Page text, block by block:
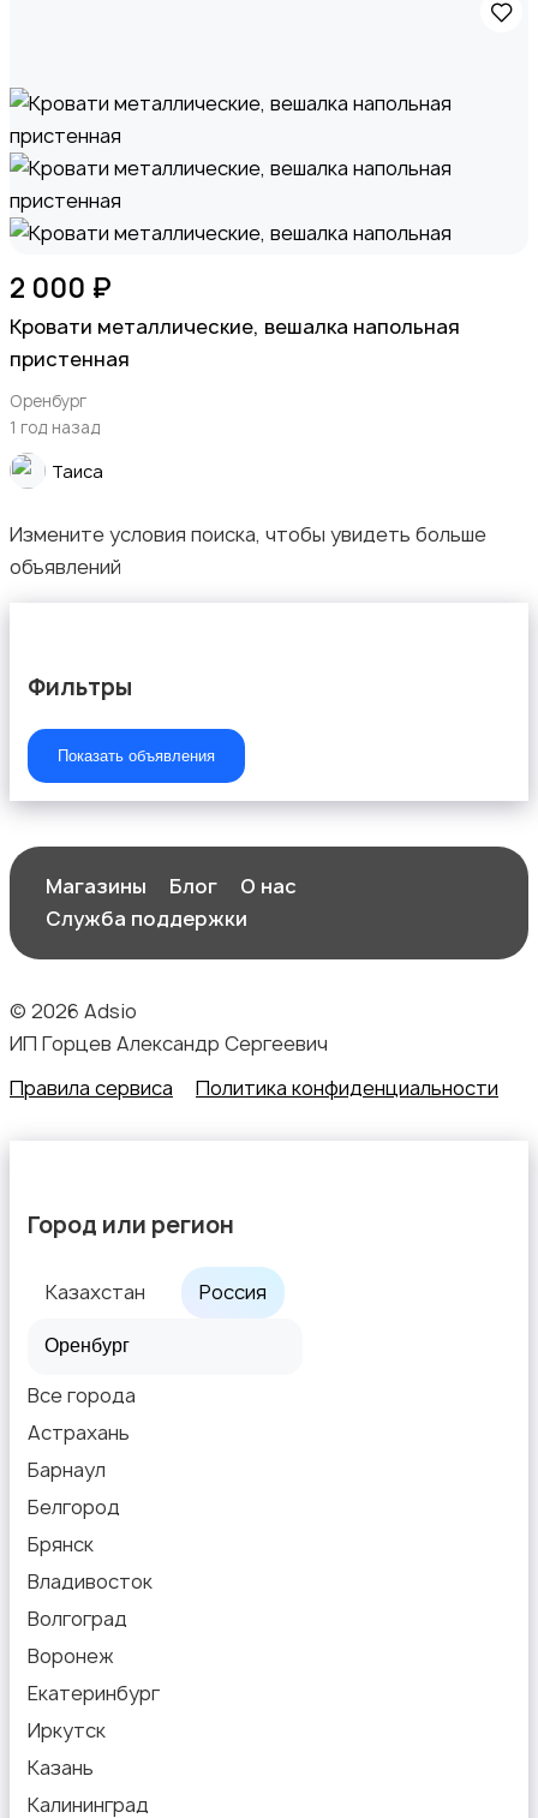
Охрана и сигнализации
Подставки и тумбы
Посуда
Растения и семена
Сад и огород
Садовая мебель
Текстиль и ковры
Шкафы и комоды
2 000 ₽
Кровати металлические, вешалка напольная
пристенная
Оренбург
1 год назад
Таиса
Измените условия поиска, чтобы увидеть больше
объявлений
Фильтры
Показать объявления
Магазины Блог
О нас
Служба поддержки
© 2026 Adsio
ИП Горцев Александр Сергеевич
Правила сервиса
Политика конфиденциальности
Город или регион
Казахстан Россия
Все города
Астрахань
Барнаул
Белгород
Брянск
Владивосток
Волгоград
Воронеж
Екатеринбург
Иркутск
Казань
Калининград